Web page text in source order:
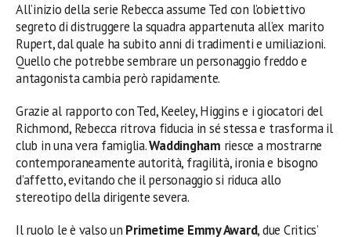
All’inizio della serie Rebecca assume Ted con l’obiettivo
segreto di distruggere la squadra appartenuta all’ex marito
Rupert, dal quale ha subito anni di tradimenti e umiliazioni.
Quello che potrebbe sembrare un personaggio freddo e
antagonista cambia però rapidamente.
Grazie al rapporto con Ted, Keeley, Higgins e i giocatori del
Richmond, Rebecca ritrova fiducia in sé stessa e trasforma il
club in una vera famiglia.Waddingham riesce a mostrarne
contemporaneamente autorità, fragilità, ironia e bisogno
d’affetto, evitando che il personaggio si riduca allo
stereotipo della dirigente severa.
Il ruolo le è valso un Primetime Emmy Award, due Critics’